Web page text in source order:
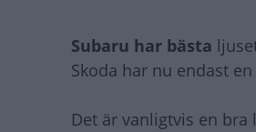
Subaru har bästa
Skoda har nu endast
Det är vanligtvis en